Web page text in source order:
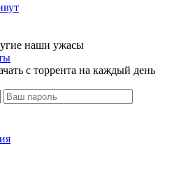
наши ужасы
с торрента на каждый день